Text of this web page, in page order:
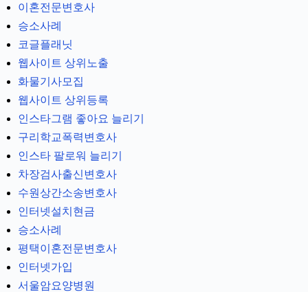
이혼전문변호사
승소사례
코글플래닛
웹사이트 상위노출
화물기사모집
웹사이트 상위등록
인스타그램 좋아요 늘리기
구리학교폭력변호사
인스타 팔로워 늘리기
차장검사출신변호사
수원상간소송변호사
인터넷설치현금
승소사례
평택이혼전문변호사
인터넷가입
서울암요양병원